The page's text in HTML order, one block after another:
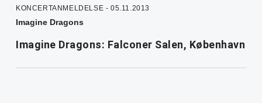
KONCERTANMELDELSE - 05.11.2013
Imagine Dragons
Imagine Dragons: Falconer Salen, København